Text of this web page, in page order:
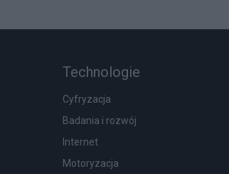
Technologie
Cyfryzacja
Badania i rozwój
Internet
Motoryzacja